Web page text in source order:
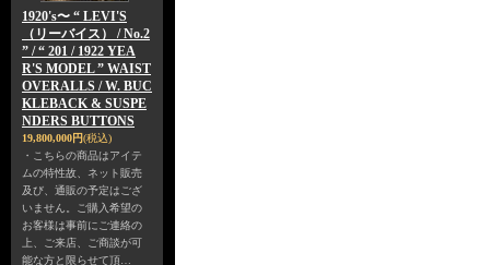
1920's〜 “ LEVI'S
（リーバイス） / No.2
” / “ 201 / 1922 YEA
R'S MODEL ” WAIST
OVERALLS / W. BUC
KLEBACK & SUSPE
NDERS BUTTONS
19,800,000円(税込)
・こちらの商品はアイテ
ムの特性故、ネット販売
及び、通販の予定はござ
いません。ご購入希望の
お客様は事前にご連絡の
上、ご来店、ご商談が可
能な方と限らせて頂…